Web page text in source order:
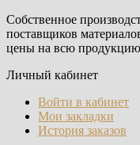
Собственное
поставщиков
цены на всю
Личный кабинет
Войти в кабинет
Мои закладки
История заказов